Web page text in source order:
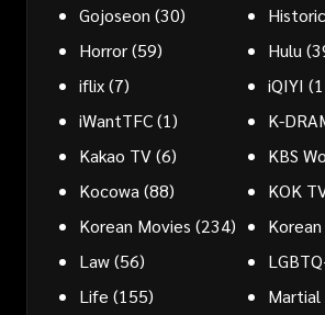
Gojoseon (30)
Horror(59) Hulu
iflix(7) iQIYI
iWantTFC(1) K-
Kakao TV(6) KBS
Kocowa (88) KOK
Korean Movies (234)
Law(56)
Life (155) Martial